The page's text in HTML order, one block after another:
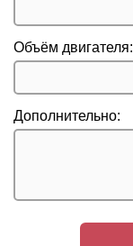
Объём двигателя:
Дополнительно: